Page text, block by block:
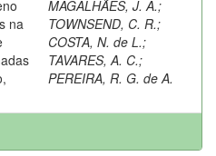
na
MAGALHÃES, J. A.;
TOWNSEND, C. R.;
COSTA, N. de L.;
TAVARES, A. C.;
PEREIRA, R. G. de A.